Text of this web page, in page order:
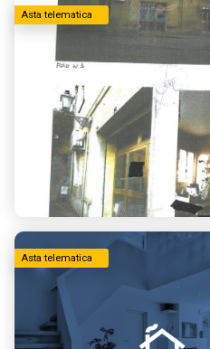
Asta telematica
Asta telematica